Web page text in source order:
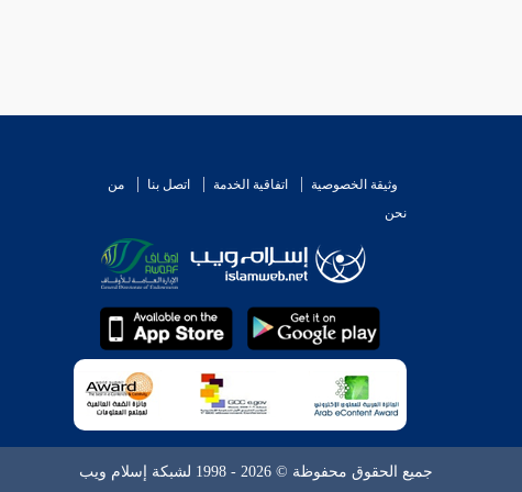
وثيقة الخصوصية اتفاقية الخدمة اتصل بنا
من
نحن
جميع الحقوق محفوظة © 2026 - 1998 لشبكة إسلام ويب